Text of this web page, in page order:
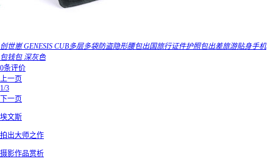
创世崽 GENESIS CUB多层多袋防盗隐形腰包出国旅行证件护照包出差旅游贴身手机
包钱包 深灰色
0条评价
上一页
1/3
下一页
埃文斯
拍出大师之作
摄影作品赏析